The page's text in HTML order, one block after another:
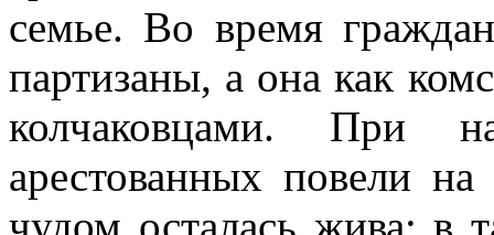
семье. Во время
партизаны, а она как
колчаковцами. При
арестованных повели